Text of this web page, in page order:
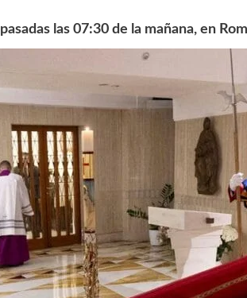
las 07:30 de la mañana, en